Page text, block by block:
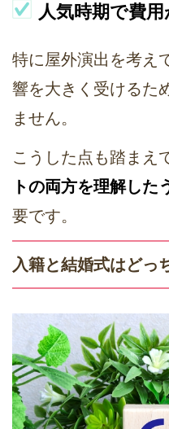
人気時期で費
特に屋外演出を考え
響を大きく受けるた
ません。
こうした点も踏まえ
トの両方を理解した
要です。
入籍と結婚式はどっ